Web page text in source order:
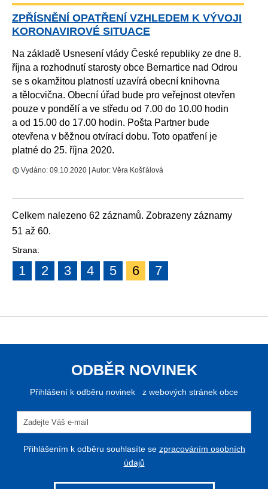
ZPŘÍSNĚNÍ OPATŘENÍ VZHLEDEM K VÝVOJI
KORONAVIROVÉ SITUACE
Na základě Usnesení vlády České republiky ze dne 8.
října a rozhodnutí starosty obce Bernartice nad Odrou
se s okamžitou platností uzavírá obecní knihovna
a tělocvična. Obecní úřad bude pro veřejnost otevřen
pouze v pondělí a ve středu od 7.00 do 10.00 hodin
a od 15.00 do 17.00 hodin. Pošta Partner bude
otevřena v běžnou otvírací dobu. Toto opatření je
platné do 25. října 2020.
Vydáno: 09.10.2020 | Autor: Věra Košťálová
Celkem nalezeno 62 záznamů. Zobrazeny záznamy
51 až 60.
Strana:
1 2 3 4 5 6 7
ODBĚR NOVINEK
Přihlášení k odběru novinek z webových stránek obce
Přihlášením k odběru souhlasíte se zpracováním osobních
údajů